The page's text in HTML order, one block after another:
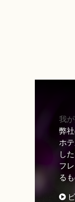
我
弊
ホ
し
フ
る